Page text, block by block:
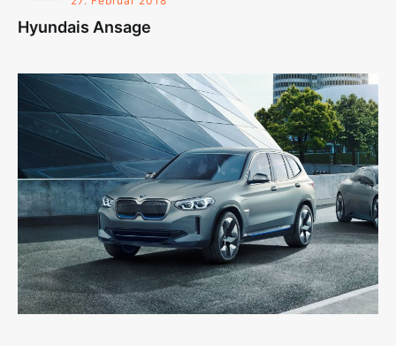
Hyundais Ansage